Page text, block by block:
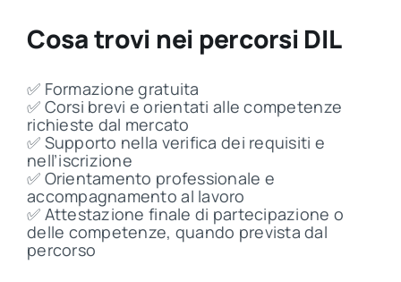
Cosa trovi nei percorsi DIL
✅ Formazione gratuita
✅ Corsi brevi e orientati alle competenze
richieste dal mercato
✅ Supporto nella verifica dei requisiti e
nell’iscrizione
✅ Orientamento professionale e
accompagnamento al lavoro
✅ Attestazione finale di partecipazione o
delle competenze, quando prevista dal
percorso